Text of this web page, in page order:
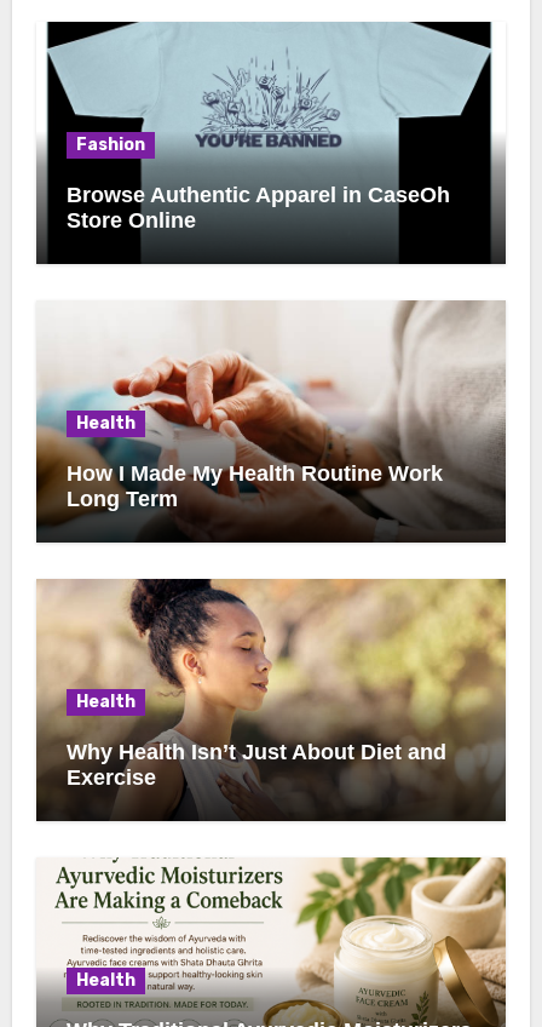
Fashion
Browse Authentic Apparel in CaseOh
Store Online
Health
How I Made My Health Routine Work
Long Term
Health
Why Health Isn’t Just About Diet and
Exercise
Health